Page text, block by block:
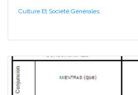
Culture Et Société Générales